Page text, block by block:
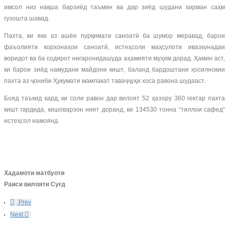
имсол низ нақша барзиёд таъмин ва дар зиёд шудани хирман саҳм
гузошта шавад.
Пахта, ки яке аз ашёи пурқимати саноатӣ ба шумор меравад, барои
фаъолияти корхонаҳои саноатӣ, истеҳсоли маҳсулоти ивазкунадаи
воридот ва ба содирот нигаронидашуда аҳамияти муҳим дорад. Ҳамин аст,
ки барои зиёд намудани майдони кишт, баланд бардоштани ҳосилнокии
пахта аз ҷониби Ҳукумати мамлакат таваҷҷуҳи хоса равона шудааст.
Бояд таъкид кард, ки соли равон дар вилоят 52 ҳазору 360 гектар пахта
кишт гардида, кишоварзон ният доранд, ки 134530 тонна “тиллои сафед”
истеҳсол намоянд.
Хадамоти матбуоти
Раиси вилояти Суғд
Prev
Next